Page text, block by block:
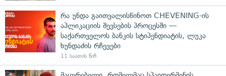
რა უნდა გაითვალისწინოთ CHEVENING-ის
აპლიკაციის შევსების პროცესში —
საქართველოს ბანკის სტიპენდიატის, ლუკა
ხუნდაძის რჩევები
11 საათის წინ